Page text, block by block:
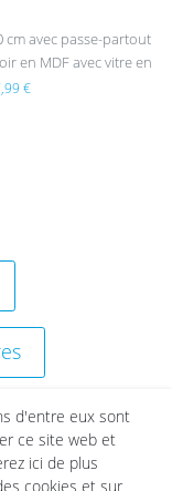
cm avec passe-partout
en MDF avec vitre en
€
d'entre eux sont
ce site web et
ici de plus
cookies et sur